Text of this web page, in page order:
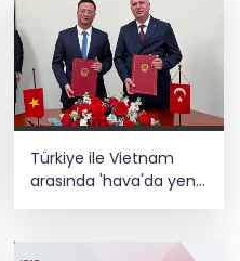
Türkiye ile Vietnam
arasında 'hava'da yeni